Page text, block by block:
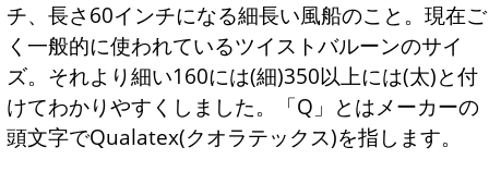
チ、長さ60インチになる細長い風船のこと。現在ご
く一般的に使われているツイストバルーンのサイ
ズ。それより細い160には(細)350以上には(太)と付
けてわかりやすくしました。「Q」とはメーカーの
頭文字でQualatex(クオラテックス)を指します。